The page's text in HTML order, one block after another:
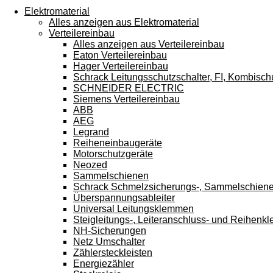
können
Touch-
und
Streichgesten
verwenden.
Elektromaterial
Alles anzeigen aus Elektromaterial
Verteilereinbau
Alles anzeigen aus Verteilereinbau
Eaton Verteilereinbau
Hager Verteilereinbau
Schrack Leitungsschutzschalter, FI,
SCHNEIDER ELECTRIC
Siemens Verteilereinbau
ABB
AEG
Legrand
Reiheneinbaugeräte
Motorschutzgeräte
Neozed
Sammelschienen
Schrack Schmelzsicherungs-,
Überspannungsableiter
Universal Leitungsklemmen
Steigleitungs-, Leiteranschluss- und
NH-Sicherungen
Netz Umschalter
Zählersteckleisten
Energiezähler